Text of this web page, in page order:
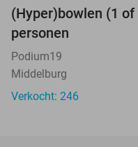
(Hyper)bowlen (1
personen
Podium19
Middelburg
Verkocht: 246